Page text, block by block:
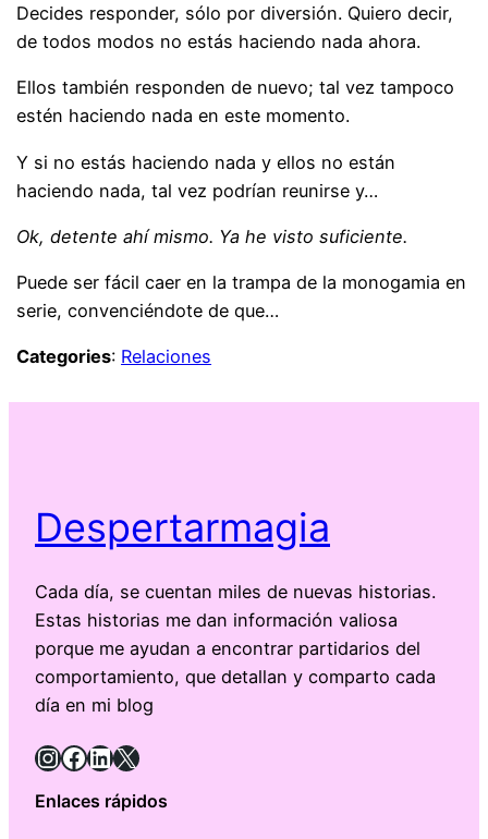
Decides responder, sólo por diversión. Quiero decir,
de todos modos no estás haciendo nada ahora.
Ellos también responden de nuevo; tal vez tampoco
estén haciendo nada en este momento.
Y si no estás haciendo nada y ellos no están
haciendo nada, tal vez podrían reunirse y…
Ok, detente ahí mismo. Ya he visto suficiente.
Puede ser fácil caer en la trampa de la monogamia en
serie, convenciéndote de que…
Categories: Relaciones
Despertarmagia
Cada día, se cuentan miles de nuevas historias.
Estas historias me dan información valiosa
porque me ayudan a encontrar partidarios del
comportamiento, que detallan y comparto cada
día en mi blog
InstagramFacebook LinkedIn X
Enlaces rápidos